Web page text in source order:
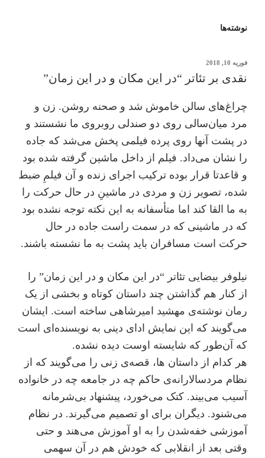
نوشته‌ها
نوشته‌شده
فوریه 10, 2018
نقدی بر تئاتر “در این مکان و در این زمان”
چراغ‌های سالن خاموش شد و صحنه روشن. زن و
مرد میان‌سالی روی دو صندلی روبروی ما نشستند و
در پشت آنها روی پرده فیلمی پخش می‌‌شد که جاده
را نشان می‌داد. فیلم از داخل ماشین گرفته شده بود
و قاعدتا قرار بوده ترکیب اجرای زنده و آن فیلمِ ضبط
شده، تصویر زن و مردی در ماشینِ در حال حرکت را
به ما القا کند اما متأسفانه به این نکته توجه نشده بود
که در ماشینی که در سمت راست جاده در حال
حرکت است مسافران باید پشت به ما نشسته باشند.
نیلوفر بیضایی تئاتر “در این مکان و در این زمان” را
از کنار هم گذاشتن چند داستان کوتاه و بخشی از یک
رمان نوشته‌ی مهشید امیرشاهی ساخته است. ایشان
می‌گویند که این نمایش ادای دینی به نویسنده‌ای است
که آن‌طور که شایسته اوست دیده نشده.
هر کدام از داستان ها، قصه‌ی زنی را می‌گویند که از
نظام مردسالارانه‌ی حاکم چه در جامعه چه در خانواده
آسیب می‌بیند. کتک می‌خورد، پیشنهاد بی‌شرمانه
می‌شنود. دیگران برای او تصمیم می‌گیرند. در نظام
آموزشی خفه‌شدن را به او آموزش می‌هند و حتی
وقتی بعد از انقلابی که خودش هم در آن سهمی